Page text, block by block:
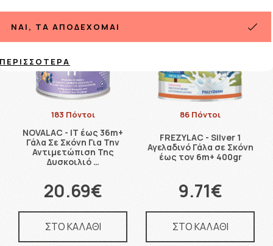
183 Πόντοι
NOVALAC - IT έως 36m+
Γάλα Σε Σκόνη Για Την
Αντιμετώπιση Της
Δυσκοιλιό …
20.69€
ΣΤΟ ΚΑΛΑΘΙ
86 Πόντοι
FREZYLAC - Silver 1
Αγελαδινό Γάλα σε Σκόνη
έως τον 6m+ 400gr
9.71€
ΣΤΟ ΚΑΛΑΘΙ
ΝΑΙ, ΤΑ ΑΠΟΔΈΧΟΜΑΙ
ΠΕΡΙΣΣΌΤΕΡΑ